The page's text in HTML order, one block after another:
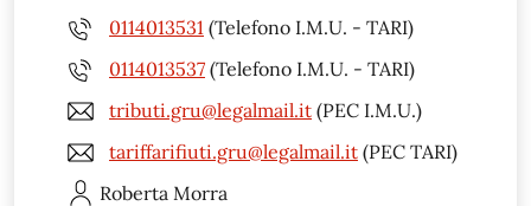
0114013531 (Telefono I.M.U. - TARI)
0114013537 (Telefono I.M.U. - TARI)
tributi.gru@legalmail.it (PEC I.M.U.)
tariffarifiuti.gru@legalmail.it (PEC TARI)
Roberta Morra